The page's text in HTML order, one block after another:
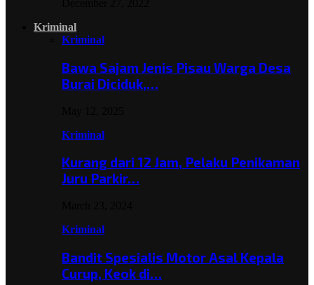
Kriminal
Kriminal
Bawa Sajam Jenis Pisau Warga Desa
Burai Diciduk,…
Kriminal
Kurang dari 12 Jam, Pelaku Penikaman
Juru Parkir…
Kriminal
Bandit Spesialis Motor Asal Kepala
Curup, Keok di…